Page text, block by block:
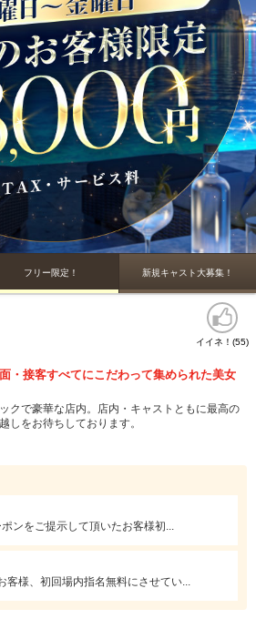
フリー限定！ 新規キャスト大募集！
イイネ！(55)
・接客すべてにこだわって集められた美女
クで豪華な店内。店内・キャストともに最高の
しをお待ちしております。
い、楽しみたい大人の為のキャバクラを目指し
ンをご提示して頂いたお客様初...
客様、初回場内指名無料にさせてい...